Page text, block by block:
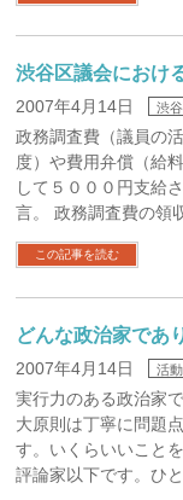
渋谷区議会におけ
2007年4月14日 渋
政務調査費（議員の
度）や費用弁償（給
して５０００円支給
言。 政務調査費の領
この記事を読む
どんな政治家であ
2007年4月14日 活
実行力のある政治家
大原則は丁寧に問題
す。いくらいいこと
評論家以下です。ひ